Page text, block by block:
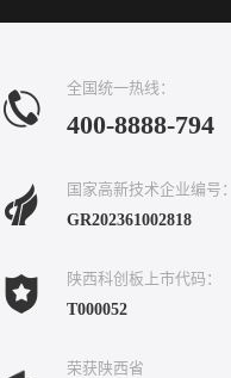
全国统一热线：
400-8888-794
国家高新技术企业编号：
GR202361002818
陕西科创板上市代码：
T000052
荣获陕西省